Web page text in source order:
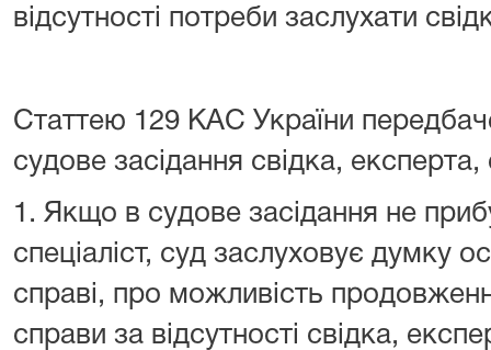
відсутності потреби заслухати
Статтею 129 КАС України
судове засідання свідка, експерта,
1. Якщо в судове засідання не
спеціаліст, суд заслуховує думку
справі, про можливість
справи за відсутності свідка,